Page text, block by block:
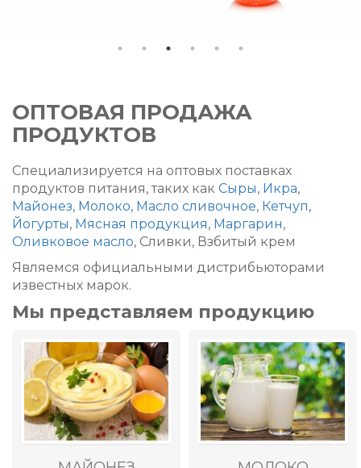
ОПТОВАЯ ПРОДАЖА
ПРОДУКТОВ
Специализируется на оптовых поставках
продуктов питания, таких как Сыры, Икра,
Майонез, Молоко, Масло сливочное, Кетчуп,
Йогурты, Мясная продукция, Маргарин,
Оливковое масло, Сливки, Взбитый крем
Являемся официальными дистрибьюторами
известных марок.
Мы представляем продукцию